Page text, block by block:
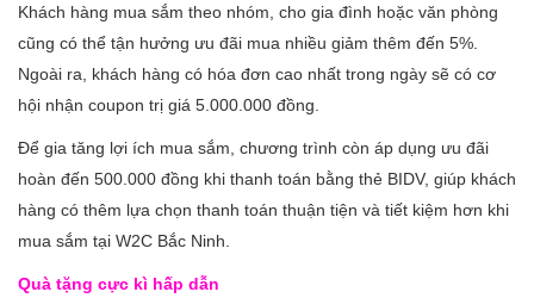
Khách hàng mua sắm theo nhóm, cho gia đình hoặc văn phòng
cũng có thể tận hưởng ưu đãi mua nhiều giảm thêm đến 5%.
Ngoài ra, khách hàng có hóa đơn cao nhất trong ngày sẽ có cơ
hội nhận coupon trị giá 5.000.000 đồng.
Để gia tăng lợi ích mua sắm, chương trình còn áp dụng ưu đãi
hoàn đến 500.000 đồng khi thanh toán bằng thẻ BIDV, giúp khách
hàng có thêm lựa chọn thanh toán thuận tiện và tiết kiệm hơn khi
mua sắm tại W2C Bắc Ninh.
Quà tặng cực kì hấp dẫn